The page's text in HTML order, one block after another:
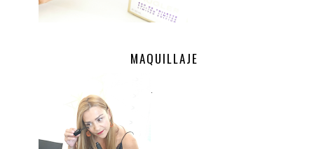
MAQUILLAJE
.